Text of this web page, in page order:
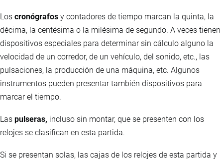
Los cronógrafos y contadores de tiempo marcan la quinta, la
décima, la centésima o la milésima de segundo. A veces tienen
dispositivos especiales para determinar sin cálculo alguno la
velocidad de un corredor, de un vehículo, del sonido, etc., las
pulsaciones, la producción de una máquina, etc. Algunos
instrumentos pueden presentar también dispositivos para
marcar el tiempo.
Las pulseras, incluso sin montar, que se presenten con los
relojes se clasifican en esta partida.
Si se presentan solas, las cajas de los relojes de esta partida y